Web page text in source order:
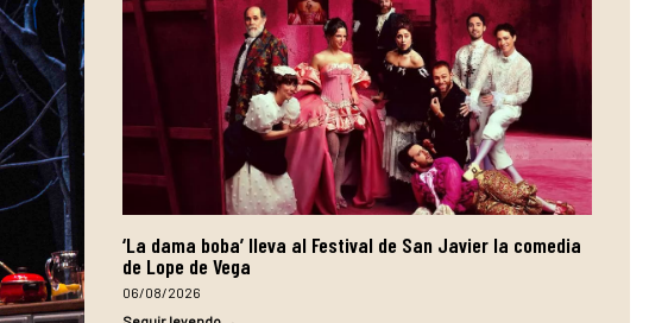
‘La dama boba’ lleva al Festival de San Javier la comedia
de Lope de Vega
06/08/2026